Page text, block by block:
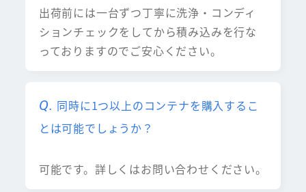
出荷前には一台ずつ丁寧に洗浄・コンディ
ションチェックをしてから積み込みを行な
っておりますのでご安心ください。
同時に1つ以上のコンテナを購入するこ
とは可能でしょうか？
可能です。詳しくはお問い合わせください。